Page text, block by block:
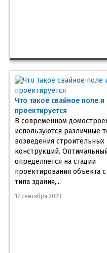
Что такое свайное поле и
проектируется
В современном
используются различные
возведения строительных
конструкций.
определяется на стадии
проектирования объекта
типа здания,...
17 сентября 2023